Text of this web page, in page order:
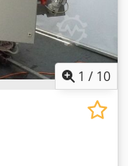
1 / 10